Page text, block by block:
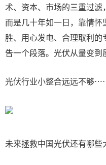
术、资本、市场的三重过滤
而是几十年如一日，靠情
胜、用心发电、合理取利
告一个段落。光伏从量变到
光伏行业小整合远远不够
未来拯救中国光伏还有哪些